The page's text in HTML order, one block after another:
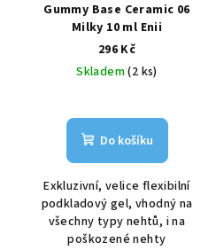
Gummy Base Ceramic 06
Milky 10 ml Enii
296 Kč
Skladem(2 ks)
Do košíku
Exkluzivní, velice flexibilní
podkladový gel, vhodný na
všechny typy nehtů, i na
poškozené nehty